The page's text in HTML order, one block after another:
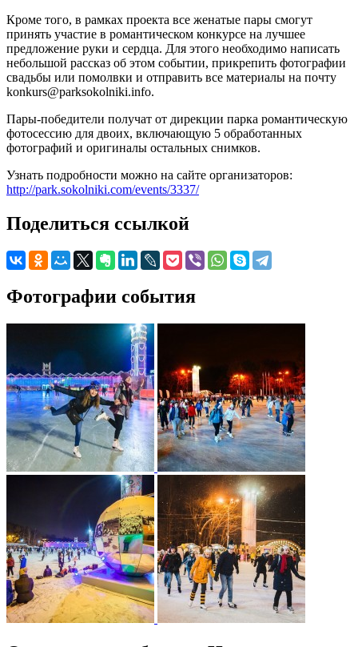
Кроме того, в рамках проекта все женатые пары смогут
принять участие в романтическом конкурсе на лучшее
предложение руки и сердца. Для этого необходимо написать
небольшой рассказ об этом событии, прикрепить фотографии
свадьбы или помолвки и отправить все материалы на почту
konkurs@parksokolniki.info.
Пары-победители получат от дирекции парка романтическую
фотосессию для двоих, включающую 5 обработанных
фотографий и оригиналы остальных снимков.
Узнать подробности можно на сайте организаторов:
http://park.sokolniki.com/events/3337/
Поделиться ссылкой
Фотографии события